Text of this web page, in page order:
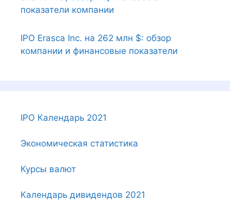
показатели компании
IPO Erasca Inc. на 262 млн $: обзор
компании и финансовые показатели
IPO Календарь 2021
Экономическая статистика
Курсы валют
Календарь дивидендов 2021